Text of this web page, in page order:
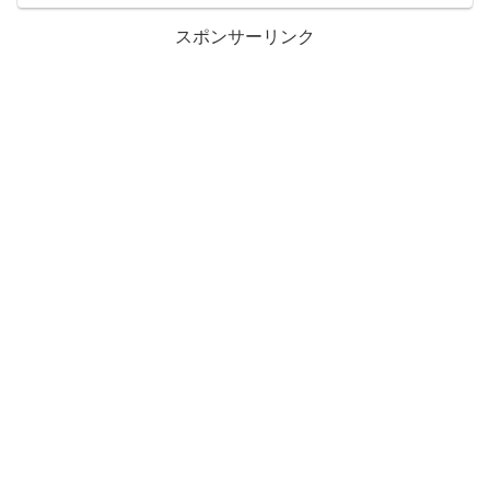
スポンサーリンク